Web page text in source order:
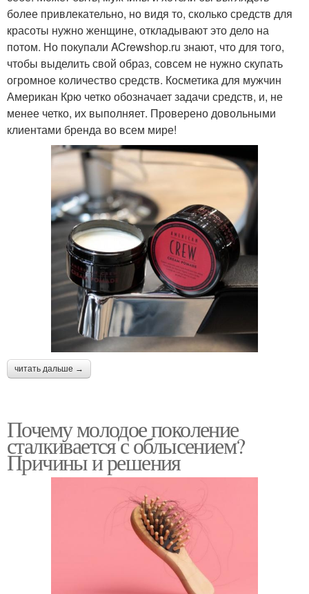
более привлекательно, но видя то, сколько средств для
красоты нужно женщине, откладывают это дело на
потом. Но покупали ACrewshop.ru знают, что для того,
чтобы выделить свой образ, совсем не нужно скупать
огромное количество средств. Косметика для мужчин
Американ Крю четко обозначает задачи средств, и, не
менее четко, их выполняет. Проверено довольными
клиентами бренда во всем мире!
читать дальше →
Почему молодое поколение
сталкивается с облысением?
Причины и решения